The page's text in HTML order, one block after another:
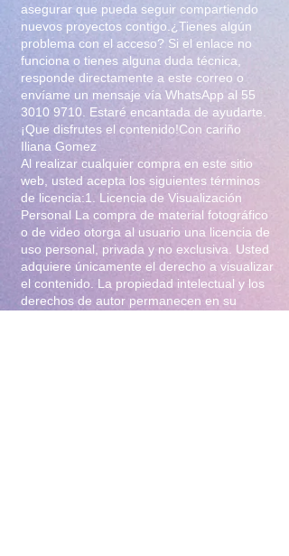
asegurar que pueda seguir compartiendo
nuevos proyectos contigo.¿Tienes algún
problema con el acceso? Si el enlace no
funciona o tienes alguna duda técnica,
responde directamente a este correo o
envíame un mensaje vía WhatsApp al 55
3010 9710 . Estaré encantada de ayudarte.
¡Que disfrutes el contenido!Con cariño
Iliana Gomez
Al realizar cualquier compra en este sitio
web, usted acepta los siguientes términos
de licencia:1. Licencia de Visualización
Personal La compra de material fotográfico
o de video otorga al usuario una licencia de
uso personal, privada y no exclusiva. Usted
adquiere únicamente el derecho a visualizar
el contenido. La propiedad intelectual y los
derechos de autor permanecen en su